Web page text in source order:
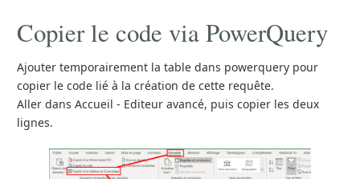
Copier le code via PowerQuery
Ajouter temporairement la table dans powerquery pour
copier le code lié à la création de cette requête.
Aller dans Accueil - Editeur avancé, puis copier les deux
lignes.